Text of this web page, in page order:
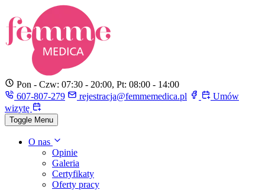
Pon - Czw: 07:30 - 20:00, Pt: 08:00 - 14:00
607-807-279
rejestracja@femmemedica.pl
Umów
wizytę
Toggle Menu
O nas
Opinie
Galeria
Certyfikaty
Oferty pracy